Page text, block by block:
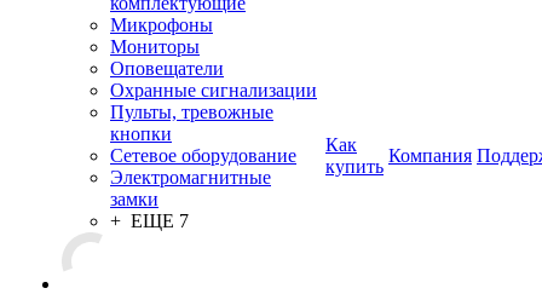
Микрофоны
Мониторы
Оповещатели
Охранные сигнализации
Пульты, тревожные
кнопки
Сетевое оборудование
Электромагнитные
замки
+ ЕЩЕ 7
Как
купить
Компания